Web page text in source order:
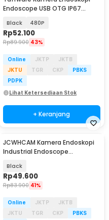
Endoscope USB OTG IP67
Black 480P
Rp52.100
Rp89.900 43%
Online JKTP
JKTB
JKTU
TGR CKP
PBKS
PDPK
Lihat Ketersediaan Stok
+ Keranjang
JCWHCAM Kamera Endoskopi
Industrial Endoscope
N500-M
Black
Rp49.600
Rp83.900 41%
Online JKTP
JKTB
JKTU
TGR CKP
PBKS